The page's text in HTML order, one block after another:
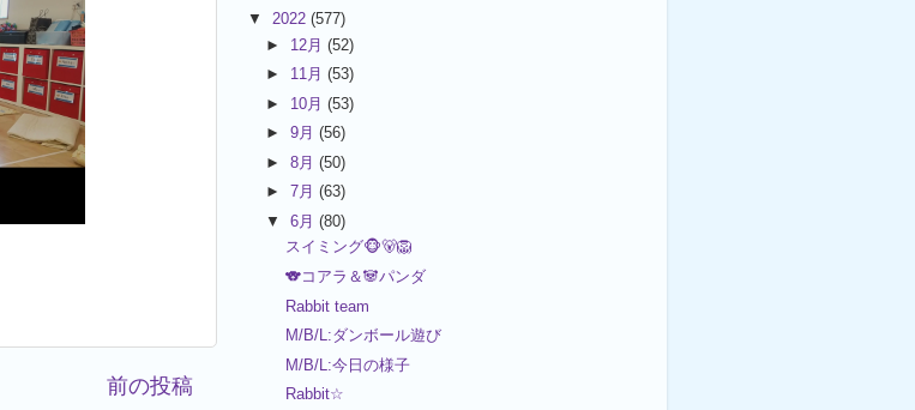
前の投稿
▼ 2022 (577)
► 12月(52)
► 11月(53)
► 10月(53)
►9月(56)
►8月(50)
►7月(63)
▼6月(80)
スイミング🐵🐻🦁
🐨コアラ＆🐼パンダ
Rabbit team
M/B/L:ダンボール遊び
M/B/L:今日の様子
Rabbit☆